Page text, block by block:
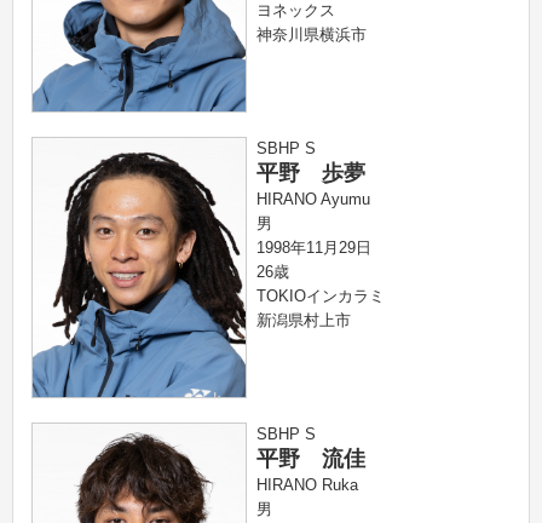
ヨネックス
神奈川県横浜市
SBHP S
平野 歩夢
HIRANO Ayumu
男
1998年11月29日
26歳
TOKIOインカラミ
新潟県村上市
SBHP S
平野 流佳
HIRANO Ruka
男